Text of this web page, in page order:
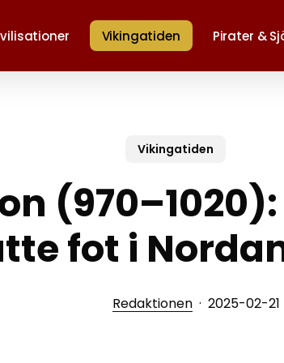
Vikingatiden Pirater &
Vikingatiden
fot i
Redaktionen 2025-02-21